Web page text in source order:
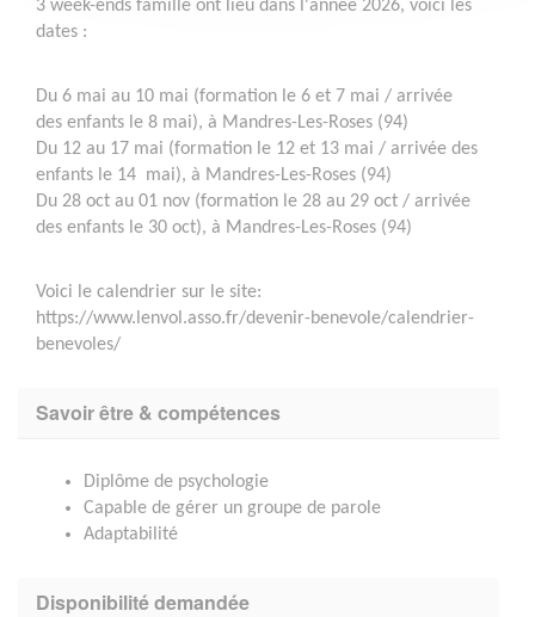
3 week-ends famille ont lieu dans l'année 2026, voici les
dates :
Du 6 mai au 10 mai (formation le 6 et 7 mai / arrivée
des enfants le 8 mai), à Mandres-Les-Roses (94)
Du 12 au 17 mai (formation le 12 et 13 mai / arrivée des
enfants le 14 mai), à Mandres-Les-Roses (94)
Du 28 oct au 01 nov (formation le 28 au 29 oct / arrivée
des enfants le 30 oct), à Mandres-Les-Roses (94)
Voici le calendrier sur le site:
https://www.lenvol.asso.fr/devenir-benevole/calendrier-
benevoles/
Savoir être & compétences
Diplôme de psychologie
Capable de gérer un groupe de parole
Adaptabilité
Disponibilité demandée